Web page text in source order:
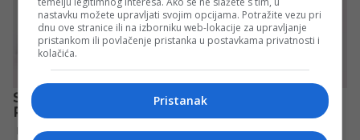
nastavku možete upravljati svojim opcijama. Potražite vezu pri
dnu ove stranice ili na izborniku web-lokacije za upravljanje
pristankom ili povlačenje pristanka u postavkama privatnosti i
kolačića.
Pristanak